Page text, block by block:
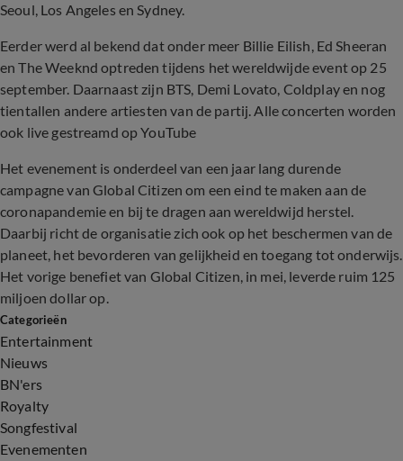
Seoul, Los Angeles en Sydney.
Eerder werd al bekend dat onder meer Billie Eilish, Ed Sheeran
en The Weeknd optreden tijdens het wereldwijde event op 25
september. Daarnaast zijn BTS, Demi Lovato, Coldplay en nog
tientallen andere artiesten van de partij. Alle concerten worden
ook live gestreamd op YouTube
Het evenement is onderdeel van een jaar lang durende
campagne van Global Citizen om een eind te maken aan de
coronapandemie en bij te dragen aan wereldwijd herstel.
Daarbij richt de organisatie zich ook op het beschermen van de
planeet, het bevorderen van gelijkheid en toegang tot onderwijs.
Het vorige benefiet van Global Citizen, in mei, leverde ruim 125
miljoen dollar op.
Categorieën
Entertainment
Nieuws
BN'ers
Royalty
Songfestival
Evenementen